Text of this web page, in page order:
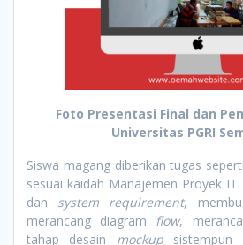
Foto Presentasi Final dan
Universitas PGRI
Siswa magang diberikan tugas
sesuai kaidah Manajemen Proyek
dan system requirement,
merancang diagram flow,
tahap desain mockupsistempun